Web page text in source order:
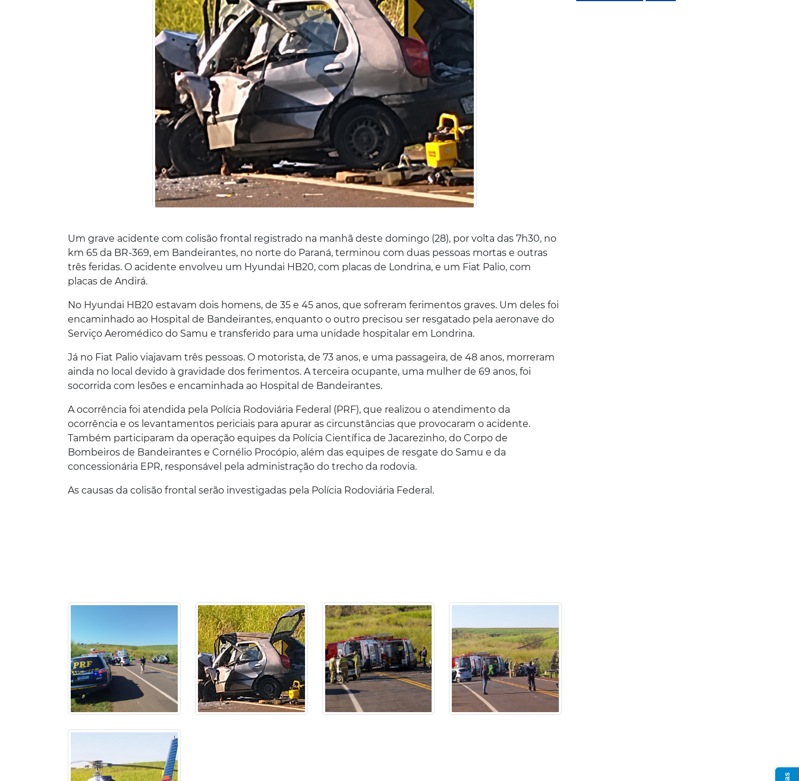
Um grave acidente com colisão frontal registrado na manhã deste domingo (28), por volta das 7h30, no
km 65 da BR-369, em Bandeirantes, no norte do Paraná, terminou com duas pessoas mortas e outras
três feridas. O acidente envolveu um Hyundai HB20, com placas de Londrina, e um Fiat Palio, com
placas de Andirá.
No Hyundai HB20 estavam dois homens, de 35 e 45 anos, que sofreram ferimentos graves. Um deles foi
encaminhado ao Hospital de Bandeirantes, enquanto o outro precisou ser resgatado pela aeronave do
Serviço Aeromédico do Samu e transferido para uma unidade hospitalar em Londrina.
Já no Fiat Palio viajavam três pessoas. O motorista, de 73 anos, e uma passageira, de 48 anos, morreram
ainda no local devido à gravidade dos ferimentos. A terceira ocupante, uma mulher de 69 anos, foi
socorrida com lesões e encaminhada ao Hospital de Bandeirantes.
A ocorrência foi atendida pela Polícia Rodoviária Federal (PRF), que realizou o atendimento da
ocorrência e os levantamentos periciais para apurar as circunstâncias que provocaram o acidente.
Também participaram da operação equipes da Polícia Científica de Jacarezinho, do Corpo de
Bombeiros de Bandeirantes e Cornélio Procópio, além das equipes de resgate do Samu e da
concessionária EPR, responsável pela administração do trecho da rodovia.
As causas da colisão frontal serão investigadas pela Polícia Rodoviária Federal.